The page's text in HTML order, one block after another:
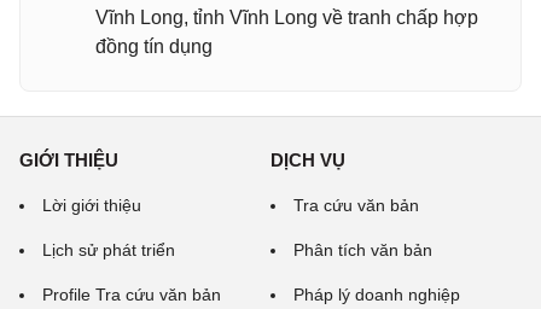
Vĩnh Long, tỉnh Vĩnh Long về tranh chấp hợp
đồng tín dụng
GIỚI THIỆU
Lời giới thiệu
Lịch sử phát triển
Profile Tra cứu văn bản
DỊCH VỤ
Tra cứu văn bản
Phân tích văn bản
Pháp lý doanh nghiệp